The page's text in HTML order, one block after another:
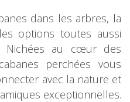
dans les arbres, la
options toutes aussi
Nichées au cœur des
perchées vous
avec la nature et
exceptionnelles.